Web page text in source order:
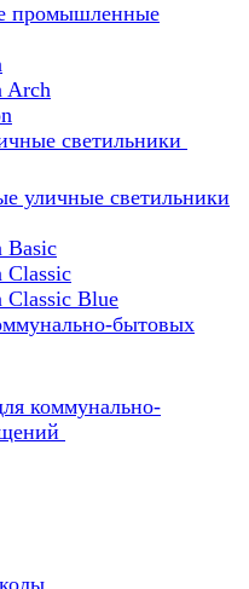
промышленные
Arch
светильники
уличные светильники
Basic
Classic
Classic Blue
бытовых
коммунально-